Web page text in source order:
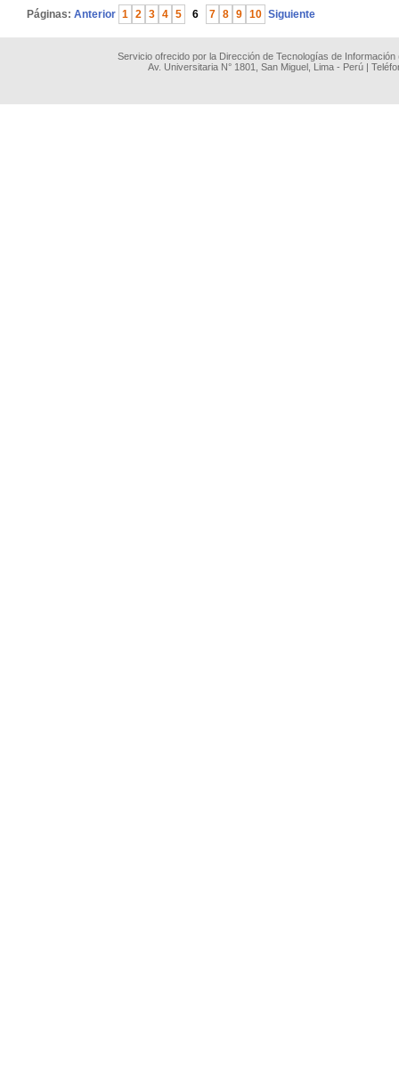
Páginas: Anterior 1 2 3 4 5 6 7 8 9 10 Siguiente
Servicio ofrecido por la Dirección de Tecnologías de
Av. Universitaria N° 1801, San Miguel, Lima - Perú |